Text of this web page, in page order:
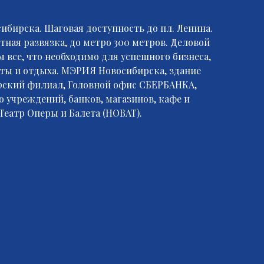
Шаговая доступность до пл. Ленина.
развязка, до метро 300 метров. Деловой
все, что необходимо для успешного бизнеса,
и отдыха. МЭРИЯ Новосибирска, здание
филиал, Головной офис СБЕРБАНКА,
учреждений, банков, магазинов, кафе и
Оперы и Балета (НОВАТ).